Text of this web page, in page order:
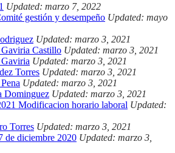
Updated: marzo 7, 2022
gestión y desempeño Updated: mayo
Updated: marzo 3, 2021
Castillo Updated: marzo 3, 2021
Updated: marzo 3, 2021
Torres Updated: marzo 3, 2021
Updated: marzo 3, 2021
Dominguez Updated: marzo 3, 2021
Modificacion horario laboral Updated:
Torres Updated: marzo 3, 2021
de diciembre 2020 Updated: marzo 3,